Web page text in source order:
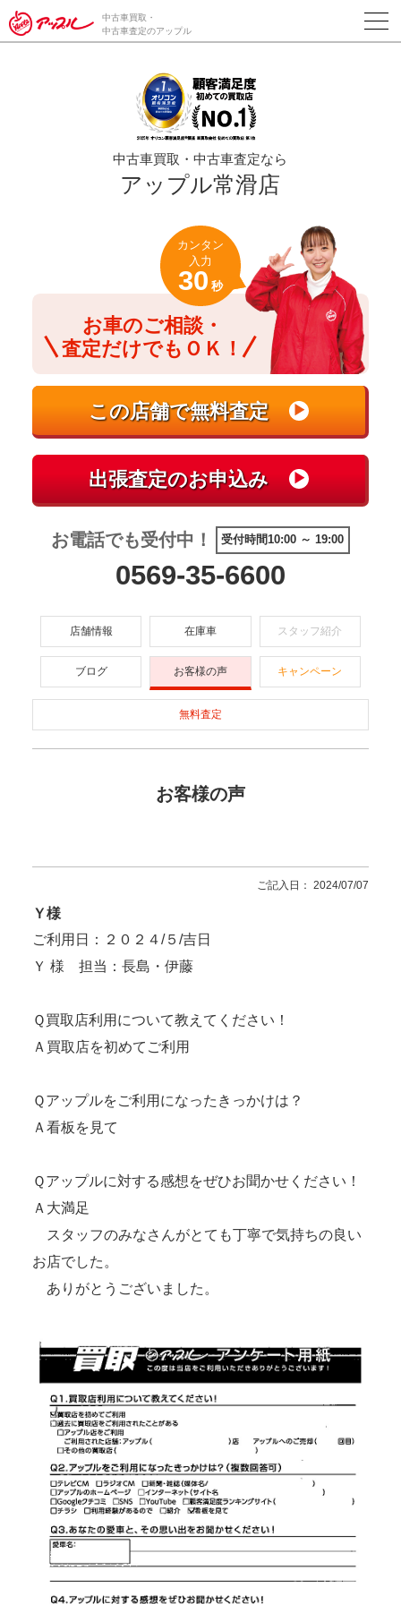
/*ABテスト_新規査定フォームの為のCVボタン*/
中古車買取・
中古車査定のアップル
中古車買取・中古車査定なら
アップル常滑店
お車のご相談・
査定だけでもＯＫ！
カンタン
入力
30 秒
お電話でも受付中！ 受付時間10:00 ～ 19:00
0569-35-6600
店舗情報 在庫車 スタッフ紹介
ブログ お客様の声 キャンペーン
無料査定
お客様の声
ご記入日： 2024/07/07
Ｙ様
ご利用日：２０２４/５/吉日
Ｙ 様 担当：長島・伊藤
Ｑ買取店利用について教えてください！
Ａ買取店を初めてご利用
Ｑアップルをご利用になったきっかけは？
Ａ看板を見て
Ｑアップルに対する感想をぜひお聞かせください！
Ａ大満足
スタッフのみなさんがとても丁寧で気持ちの良い
お店でした。
ありがとうございました。